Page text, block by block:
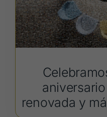
renovada y